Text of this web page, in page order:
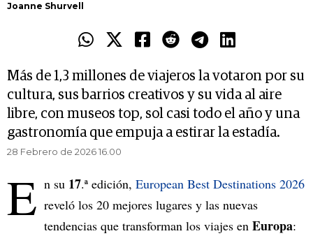
Joanne Shurvell
Más de 1,3 millones de viajeros la votaron por su
cultura, sus barrios creativos y su vida al aire
libre, con museos top, sol casi todo el año y una
gastronomía que empuja a estirar la estadía.
28 Febrero de 2026 16.00
E n su 17.ª edición, European Best Destinations 2026
reveló los 20 mejores lugares y las nuevas
tendencias que transforman los viajes en Europa: